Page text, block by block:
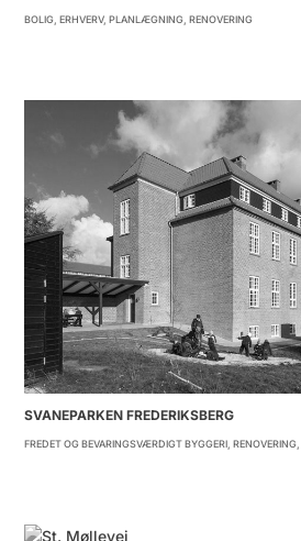
BOLIG ,ERHVERV,PLANLÆGNING ,RENOVERING
SVANEPARKEN FREDERIKSBERG
FREDET OG BEVARINGSVÆRDIGT BYGGERI ,RENOVERING